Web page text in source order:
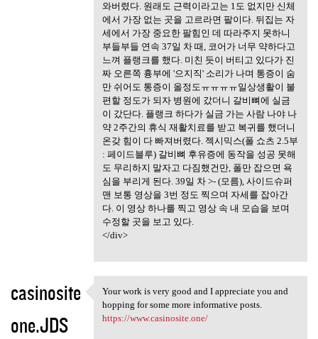
와버렸다. 원래도 근력이라고는 1도 없지만 신체
에서 가장 없는 곳을 고르라면 팔이다. 뒤집는 자
세에서 가장 중요한 팔힘인 데 따라주지 못하니
부들부들 연속 37일 차 때, 코어가 너무 약하다고
느껴 플랭크를 했다. 미친 듯이 버티고 있다가 진
짜 오른쪽 흉부에 '으지직' 소리가 나며 통증이 숨
만 쉬어도 통증이 올정도ㅠㅠㅠㅠ일상생활이 불
편할 정도가 되자 병원에 갔더니 갈비뼈에 실금
이 갔단다. 플랭크 하다가 실금 가는 사람 나야 나
약 2주간의 휴식 재활치료를 받고 복귀를 했더니
온갖 힘이 다 빠져버렸다. 젝시믹스(폴 쇼츠 2.5부
: 페이드블루) 갈비뼈 후유증에 동작을 성공 못해
도 무리하지 말자고 다짐했건만, 폴만 잡으면 욕
심을 부리게 된다. 39일 차 >- (모름), 사이드슈퍼
맨 보통 영상을 3번 정도 찍으며 자세를 잡아간
다. 이 영상 하나를 찍고 영상 속 내 모습을 보며
수정할 곳을 보고 있다.
</div>
casinosite
one.JDS
Your work is very good and I
Your work is very good and I appreciate you and
hopping for some more informative posts.
https://www.casinosite.one/